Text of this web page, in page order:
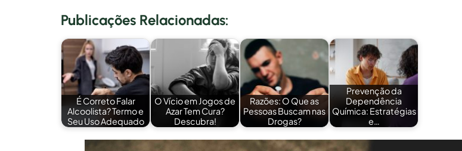
Publicações Relacionadas:
É Correto Falar
Alcoolista? Termo e
Seu Uso Adequado
O Vício em Jogos de
Azar Tem Cura?
Descubra!
Razões: O Que as
Pessoas Buscam nas
Drogas?
Prevenção da
Dependência
Química: Estratégias
e…